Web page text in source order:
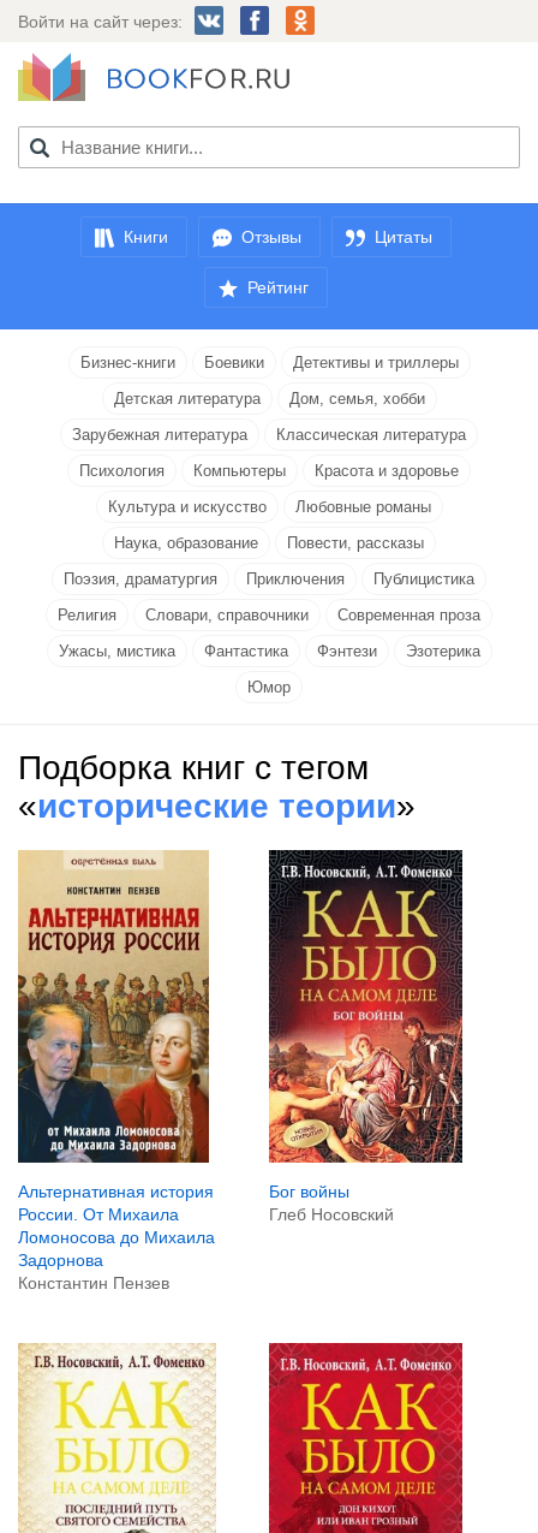
Войти на сайт через:
Книги Отзывы Цитаты
Рейтинг
Бизнес-книги Боевики
Детективы и триллеры
Детская литература
Дом, семья, хобби
Зарубежная литература
Классическая литература
Психология
Компьютеры
Красота и здоровье
Культура и искусство
Любовные романы
Наука, образование
Повести, рассказы
Поэзия, драматургия
Приключения
Публицистика
Религия
Словари, справочники
Современная проза
Ужасы, мистика
Фантастика Фэнтези
Эзотерика
Юмор
Подборка книг с тегом
«исторические теории»
Альтернативная история
России. От Михаила
Ломоносова до Михаила
Задорнова
Константин Пензев
Бог войны
Глеб Носовский